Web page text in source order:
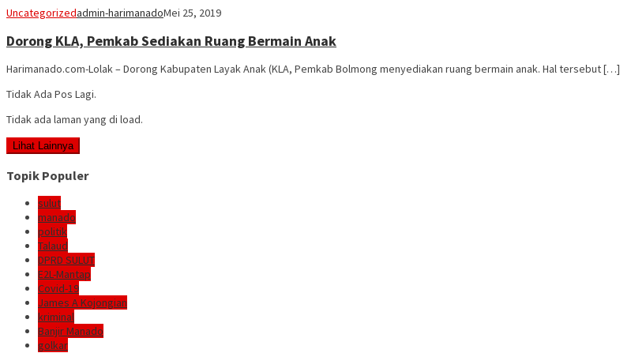
Uncategorizedadmin-harimanadoMei 25, 2019
Dorong KLA, Pemkab Sediakan Ruang Bermain Anak
Harimanado.com-Lolak – Dorong Kabupaten Layak Anak (KLA, Pemkab Bolmong menyediakan ruang bermain anak. Hal tersebut […]
Tidak Ada Pos Lagi.
Tidak ada laman yang di load.
Lihat Lainnya
Topik Populer
sulut
manado
politik
Talaud
DPRD SULUT
E2L-Mantap
Covid-19
James A Kojongian
kriminal
Banjir Manado
golkar